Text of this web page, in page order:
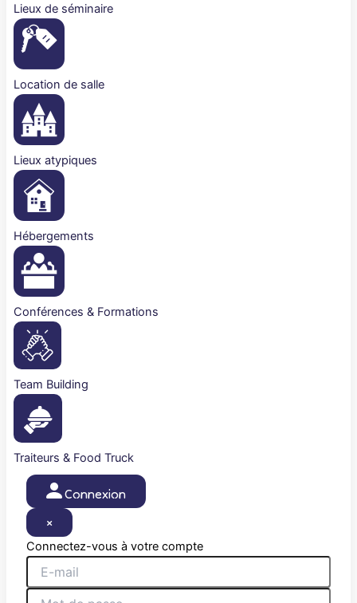
Lieux de séminaire
Location de salle
Lieux atypiques
Hébergements
Conférences & Formations
Team Building
Traiteurs & Food Truck
Connexion
×
Connectez-vous à votre compte